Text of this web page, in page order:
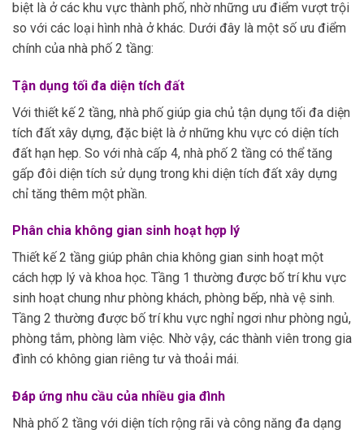
biệt là ở các khu vực thành phố, nhờ những ưu điểm vượt trội
so với các loại hình nhà ở khác. Dưới đây là một số ưu điểm
chính của nhà phố 2 tầng:
Tận dụng tối đa diện tích đất
Với thiết kế 2 tầng, nhà phố giúp gia chủ tận dụng tối đa diện
tích đất xây dựng, đặc biệt là ở những khu vực có diện tích
đất hạn hẹp. So với nhà cấp 4, nhà phố 2 tầng có thể tăng
gấp đôi diện tích sử dụng trong khi diện tích đất xây dựng
chỉ tăng thêm một phần.
Phân chia không gian sinh hoạt hợp lý
Thiết kế 2 tầng giúp phân chia không gian sinh hoạt một
cách hợp lý và khoa học. Tầng 1 thường được bố trí khu vực
sinh hoạt chung như phòng khách, phòng bếp, nhà vệ sinh.
Tầng 2 thường được bố trí khu vực nghỉ ngơi như phòng ngủ,
phòng tắm, phòng làm việc. Nhờ vậy, các thành viên trong gia
đình có không gian riêng tư và thoải mái.
Đáp ứng nhu cầu của nhiều gia đình
Nhà phố 2 tầng với diện tích rộng rãi và công năng đa dạng